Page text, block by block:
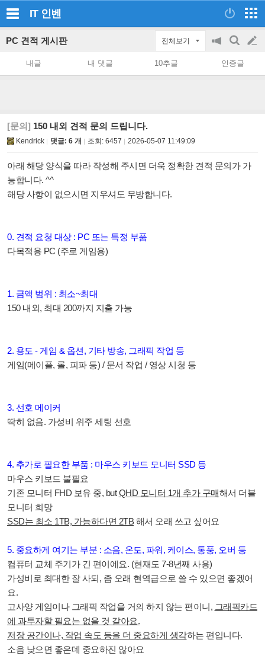
IT 인벤
PC 견적 게시판 전체보기
공
on/off
검
색
글
쓰
내글 내 댓글 10추글 인증글
[문의] 150 내외 견적 문의 드립니다.
Kendrick 댓글: 6 개 조회: 6457 2026-05-07 11:49:09
아래 해당 양식을 따라 작성해 주시면 더욱 정확한 견적 문의가 가
능합니다. ^^
해당 사항이 없으시면 지우셔도 무방합니다.
0. 견적 요청 대상 : PC 또는 특정 부품
다목적용 PC (주로 게임용)
1. 금액 범위 : 최소~최대
150 내외, 최대 200까지 지출 가능
2. 용도 - 게임 & 옵션, 기타 방송, 그래픽 작업 등
게임(메이플, 롤, 피파 등) /문서 작업 / 영상 시청 등
3. 선호 메이커
딱히 없음. 가성비 위주 세팅 선호
4. 추가로 필요한 부품 : 마우스 키보드 모니터 SSD 등
마우스 키보드 불필요
기존 모니터 FHD 보유 중, butQHD 모니터 1개 추가 구매해서 더블
모니터 희망
SSD는 최소 1TB, 가능하다면 2TB해서 오래 쓰고 싶어요
5. 중요하게 여기는 부분 : 소음, 온도, 파워, 케이스, 통풍, 오버 등
컴퓨터 교체 주기가 긴 편이에요. (현재도 7-8년째 사용)
가성비로 최대한 잘 사되, 좀 오래 현역급으로 쓸 수 있으면 좋겠어
요.
고사양 게임이나 그래픽 작업을 거의 하지 않는 편이니, 그래픽카드
에 과투자할 필요는 없을 것 같아요.
저장 공간이나, 작업 속도 등을 더 중요하게 생각하는 편입니다.
소음 낮으면 좋은데 중요하진 않아요